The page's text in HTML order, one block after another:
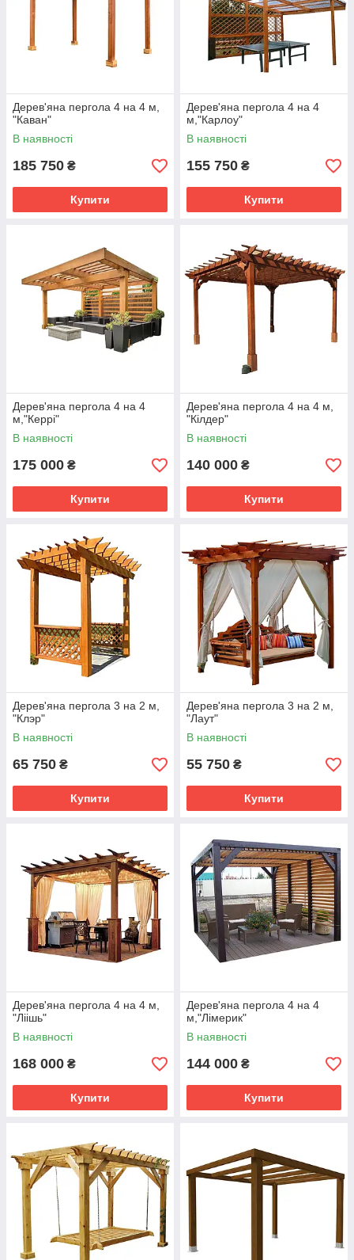
Дерев'яна пергола 4 на 4 м,
"Каван"
В наявності
185 750 ₴
Купити
Дерев'яна пергола 4 на 4
м,"Карлоу"
В наявності
155 750 ₴
Купити
Дерев'яна пергола 4 на 4
м,"Керрі"
В наявності
175 000 ₴
Купити
Дерев'яна пергола 4 на 4 м,
"Кілдер"
В наявності
140 000 ₴
Купити
Дерев'яна пергола 3 на 2 м,
"Клэр"
В наявності
65 750 ₴
Купити
Дерев'яна пергола 3 на 2 м,
"Лаут"
В наявності
55 750 ₴
Купити
Дерев'яна пергола 4 на 4 м,
"Ліішь"
В наявності
168 000 ₴
Купити
Дерев'яна пергола 4 на 4
м,"Лімерик"
В наявності
144 000 ₴
Купити